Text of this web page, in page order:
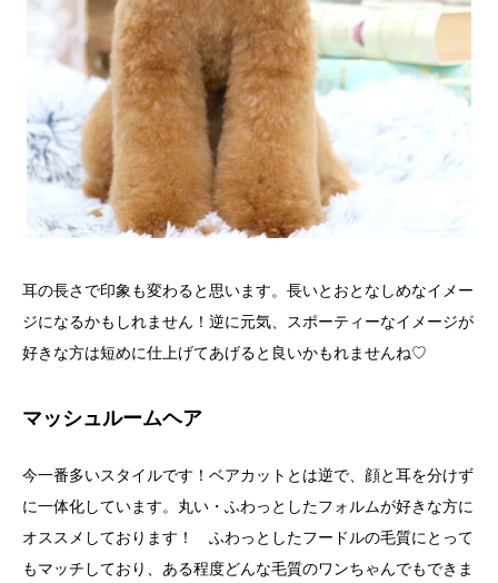
耳の長さで印象も変わると思います。長いとおとなしめなイメー
ジになるかもしれません！逆に元気、スポーティーなイメージが
好きな方は短めに仕上げてあげると良いかもれませんね♡
マッシュルームヘア
今一番多いスタイルです！ベアカットとは逆で、顔と耳を分けず
に一体化しています。丸い・ふわっとしたフォルムが好きな方に
オススメしております！ ふわっとしたフードルの毛質にとって
もマッチしており、ある程度どんな毛質のワンちゃんでもできま